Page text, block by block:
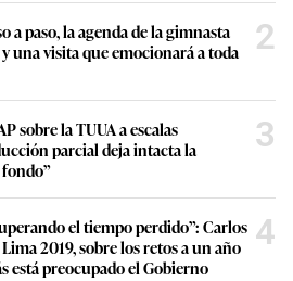
a paso, la agenda de la gimnasta
una visita que emocionará a toda
2
sobre la TUUA a escalas
parcial deja intacta la
3
el tiempo perdido”: Carlos
2019, sobre los retos a un año
está preocupado el Gobierno
4